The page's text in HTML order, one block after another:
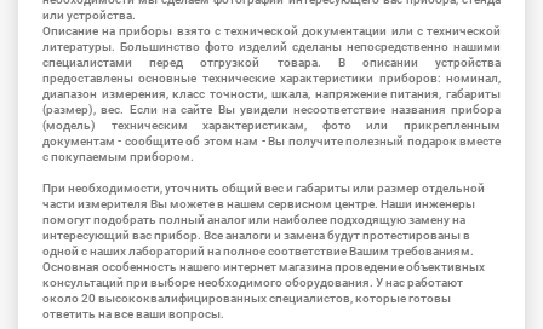
или устройства.
Описание на приборы взято с технической документации или с технической
литературы. Большинство фото изделий сделаны непосредственно нашими
специалистами перед отгрузкой товара. В описании устройства
предоставлены основные технические характеристики приборов: номинал,
диапазон измерения, класс точности, шкала, напряжение питания, габариты
(размер), вес. Если на сайте Вы увидели несоответствие названия прибора
(модель) техническим характеристикам, фото или прикрепленным
документам - сообщите об этом нам - Вы получите полезный подарок вместе
с покупаемым прибором.
При необходимости, уточнить общий вес и габариты или размер отдельной
части измерителя Вы можете в нашем сервисном центре. Наши инженеры
помогут подобрать полный аналог или наиболее подходящую замену на
интересующий вас прибор. Все аналоги и замена будут протестированы в
одной с наших лабораторий на полное соответствие Вашим требованиям.
Основная особенность нашего интернет магазина проведение объективных
консультаций при выборе необходимого оборудования. У нас работают
около 20 высококвалифицированных специалистов, которые готовы
ответить на все ваши вопросы.